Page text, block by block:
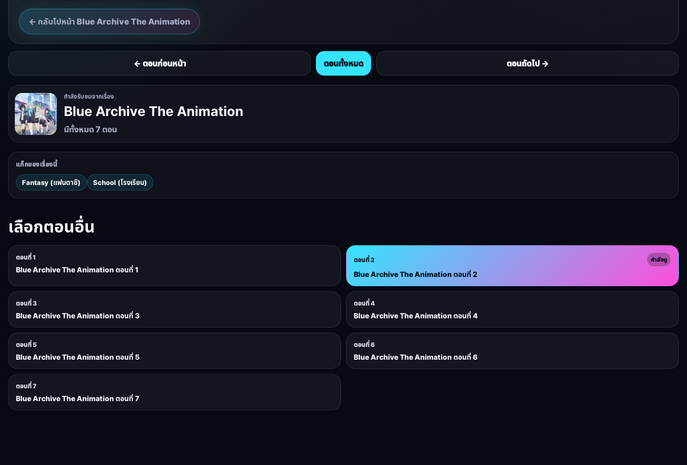
← กลับไปหน้า Blue Archive The Animation
← ตอนก่อนหน้า ตอนทั้งหมด ตอนถัดไป →
กำลังรับชมจากเรื่อง
Blue Archive The Animation
มีทั้งหมด 7 ตอน
แท็กของเรื่องนี้
Fantasy (แฟนตาซี) School (โรงเรียน)
เลือกตอนอื่น
ตอนที่ 1
Blue Archive The Animation ตอนที่ 1
ตอนที่ 2 กำลังดู
Blue Archive The Animation ตอนที่ 2
ตอนที่ 3
Blue Archive The Animation ตอนที่ 3
ตอนที่ 4
Blue Archive The Animation ตอนที่ 4
ตอนที่ 5
Blue Archive The Animation ตอนที่ 5
ตอนที่ 6
Blue Archive The Animation ตอนที่ 6
ตอนที่ 7
Blue Archive The Animation ตอนที่ 7